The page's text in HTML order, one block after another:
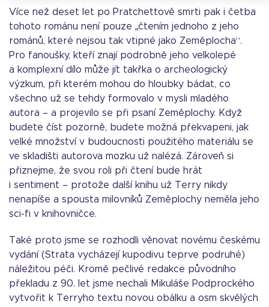
Více než deset let po Pratchettově smrti pak i četba
tohoto románu není pouze „čtením jednoho z jeho
románů, které nejsou tak vtipné jako Zeměplocha“.
Pro fanoušky, kteří znají podrobně jeho velkolepé
a komplexní dílo může jít takřka o archeologický
výzkum, při kterém mohou do hloubky bádat, co
všechno už se tehdy formovalo v mysli mladého
autora – a projevilo se při psaní Zeměplochy. Když
budete číst pozorně, budete možná překvapeni, jak
velké množství v budoucnosti použitého materiálu se
ve skladišti autorova mozku už nalézá. Zároveň si
přiznejme, že svou roli při čtení bude hrát
i sentiment – protože další knihu už Terry nikdy
nenapíše a spousta milovníků Zeměplochy neměla jeho
sci-fi v knihovničce.
Také proto jsme se rozhodli věnovat novému českému
vydání (Strata vycházejí kupodivu teprve podruhé)
náležitou péči. Kromě pečlivé redakce původního
překladu z 90. let jsme nechali Mikuláše Podprockého
vytvořit k Terryho textu novou obálku a osm skvělých